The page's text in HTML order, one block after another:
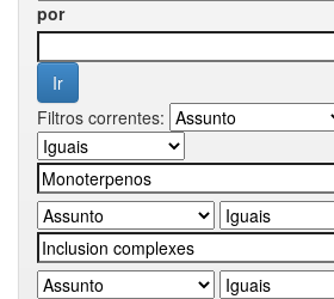
por
Filtros correntes: